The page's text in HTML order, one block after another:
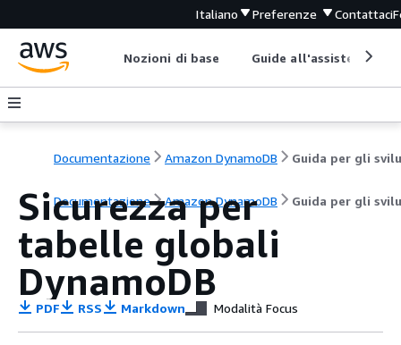
Italiano Preferenze Contattaci
Nozioni di base Guide all'assistenza
Documentazione Amazon DynamoDB
Documentazione Amazon DynamoDB Guida per gli
Sicurezza per
tabelle globali
DynamoDB
PDF RSS Markdown Modalità Focus